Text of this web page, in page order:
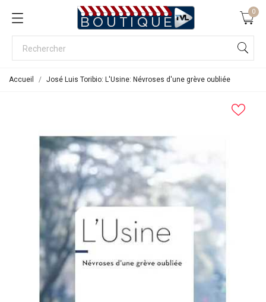
0
Accueil José Luis Toribio: L'Usine: Névroses d'une grève oubliée